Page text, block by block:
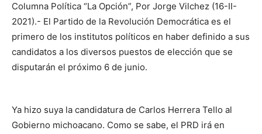
Columna Política “La Opción”, Por Jorge Vilchez (16-II-
2021).- El Partido de la Revolución Democrática es el
primero de los institutos políticos en haber definido a sus
candidatos a los diversos puestos de elección que se
disputarán el próximo 6 de junio.
Ya hizo suya la candidatura de Carlos Herrera Tello al
Gobierno michoacano. Como se sabe, el PRD irá en